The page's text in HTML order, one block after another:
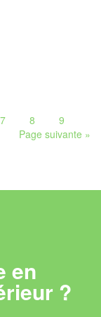
7 8
9
Page suivante »
en
?